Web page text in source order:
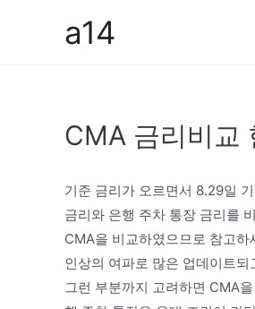
a14
CMA 금리비교
기준 금리가 오르면서 8.29일
금리와 은행 주차 통장 금리를
CMA을 비교하였으므로 참고
인상의 여파로 많은 업데이트
그런 부분까지 고려하면 CMA